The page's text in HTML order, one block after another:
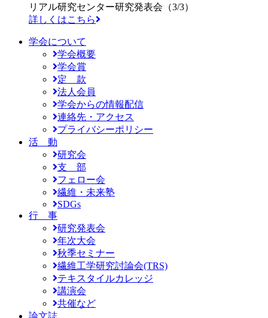
リアル研究センター研究発表会（3/3）
詳しくはこちら
学会について
学会概要
学会賞
定 款
法人会員
学会からの情報配信
連絡先・アクセス
プライバシーポリシー
活 動
研究会
支 部
フェロー会
繊維・未来塾
SDGs
行 事
研究発表会
年次大会
秋季セミナー
繊維工学研究討論会(TRS)
テキスタイルカレッジ
講演会
共催など
論文誌